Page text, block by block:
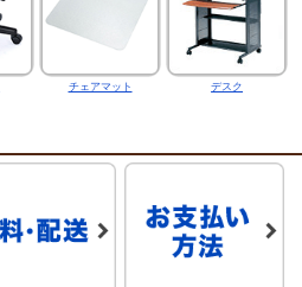
チェアマット デスク